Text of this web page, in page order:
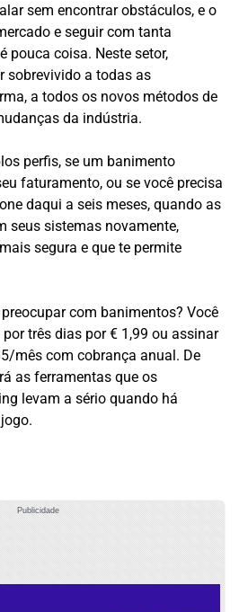
sem encontrar obstáculos, e o
e seguir com tanta
pouca coisa. Neste setor,
sobrevivido a todas as
a todos os novos métodos de
da indústria.
perfis, se um banimento
faturamento, ou se você precisa
daqui a seis meses, quando as
seus sistemas novamente,
segura e que te permite
com banimentos? Você
três dias por € 1,99 ou assinar
mês com cobrança anual. De
as ferramentas que os
levam a sério quando há
Publicidade